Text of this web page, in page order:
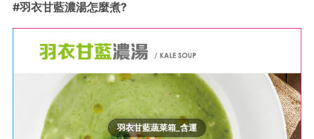
#羽衣甘藍濃湯怎麼煮?
羽衣甘藍蔬菜箱_含運